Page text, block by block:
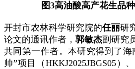
图3高油酸高产花生品
开封市农林科学研究院的任丽研
论文的通讯作者， 郭敏杰副研究
共同第一作者。本研究得到了海
帅”项目（HKKJ2025JBGS05）